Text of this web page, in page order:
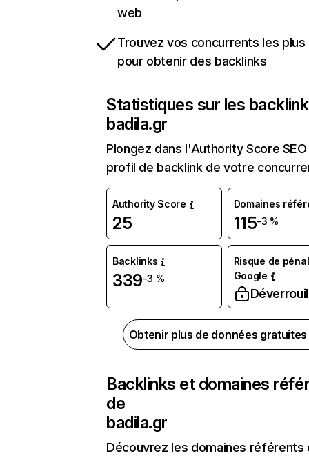
web
Trouvez vos concurrents les
pour obtenir des backlinks
Statistiques sur les
badila.gr
Plongez dans l'Authority Score
profil de backlink de votre
Authority Score
25
Domaines
115-3 %
Backlinks
339-3 %
Risque de
Google
Obtenir plus de données
Backlinks et domaines
de
badila.gr
Découvrez les domaines référents